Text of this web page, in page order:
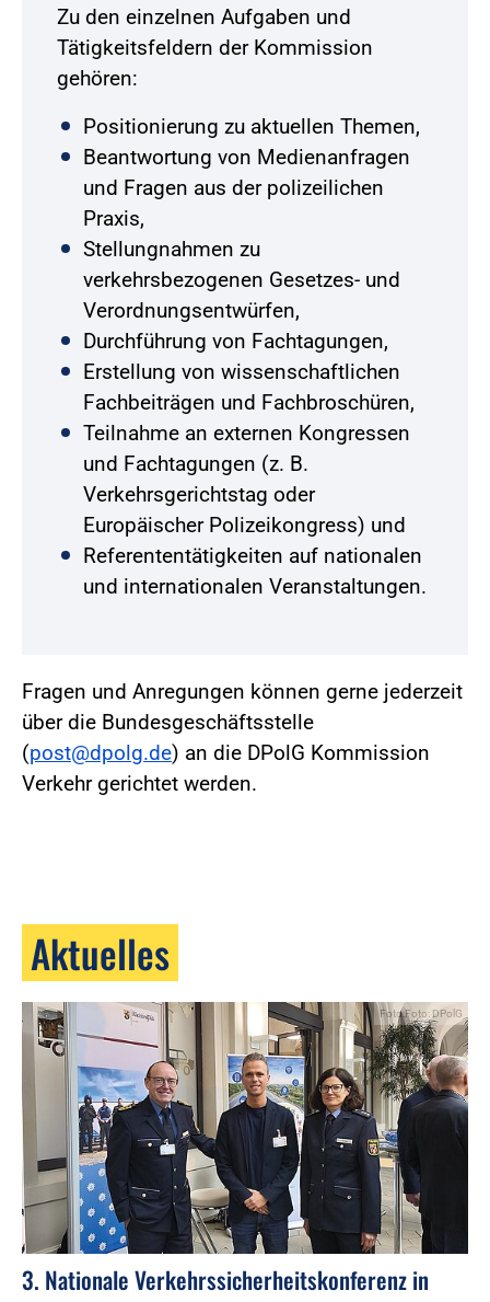
Zu den einzelnen Aufgaben und
Tätigkeitsfeldern der Kommission
gehören:
Positionierung zu aktuellen Themen,
Beantwortung von Medienanfragen
und Fragen aus der polizeilichen
Praxis,
Stellungnahmen zu
verkehrsbezogenen Gesetzes- und
Verordnungsentwürfen,
Durchführung von Fachtagungen,
Erstellung von wissenschaftlichen
Fachbeiträgen und Fachbroschüren,
Teilnahme an externen Kongressen
und Fachtagungen (z. B.
Verkehrsgerichtstag oder
Europäischer Polizeikongress) und
Referententätigkeiten auf nationalen
und internationalen Veranstaltungen.
Fragen und Anregungen können gerne jederzeit
über die Bundesgeschäftsstelle
(post@dpolg.de) an die DPolG Kommission
Verkehr gerichtet werden.
Aktuelles
Foto:Foto: DPolG
3. Nationale Verkehrssicherheitskonferenz in